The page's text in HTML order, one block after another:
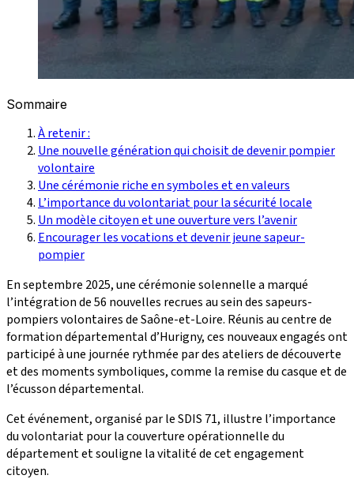
Sommaire
À retenir :
Une nouvelle génération qui choisit de devenir pompier
volontaire
Une cérémonie riche en symboles et en valeurs
L’importance du volontariat pour la sécurité locale
Un modèle citoyen et une ouverture vers l’avenir
Encourager les vocations et devenir jeune sapeur-
pompier
En septembre 2025, une cérémonie solennelle a marqué
l’intégration de 56 nouvelles recrues au sein des sapeurs-
pompiers volontaires de Saône-et-Loire. Réunis au centre de
formation départemental d’Hurigny, ces nouveaux engagés ont
participé à une journée rythmée par des ateliers de découverte
et des moments symboliques, comme la remise du casque et de
l’écusson départemental.
Cet événement, organisé par le SDIS 71, illustre l’importance
du volontariat pour la couverture opérationnelle du
département et souligne la vitalité de cet engagement
citoyen.